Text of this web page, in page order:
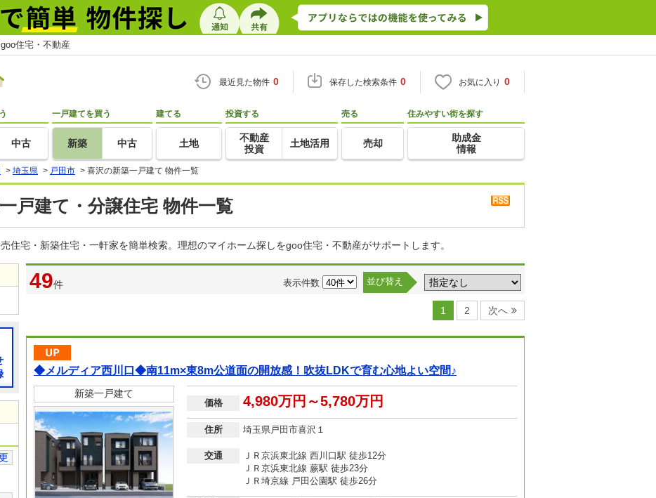
住宅・不動産
最近見た物件 0 保存した検索条件 0 お気に入り 0
中古
一戸建てを買う
新築 中古
建てる
土地
投資する
不動産
投資
土地活用
売る
売却
住みやすい街を探す
助成金
情報
> 埼玉県 > 戸田市 > 喜沢の新築一戸建て 物件一覧
戸建て・分譲住宅 物件一覧
住宅・新築住宅・一軒家を簡単検索。理想のマイホーム探しをgoo住宅・不動産がサポートします。
49件 表示件数 並び替え
1 2 次へ
◆メルディア西川口◆南11m×東8m公道面の開放感！吹抜LDKで育む心地よい空間♪
新築一戸建て
価格 4,980万円～5,780万円
住所 埼玉県戸田市喜沢１
交通
ＪＲ京浜東北線 西川口駅 徒歩12分
ＪＲ京浜東北線 蕨駅 徒歩23分
ＪＲ埼京線 戸田公園駅 徒歩26分